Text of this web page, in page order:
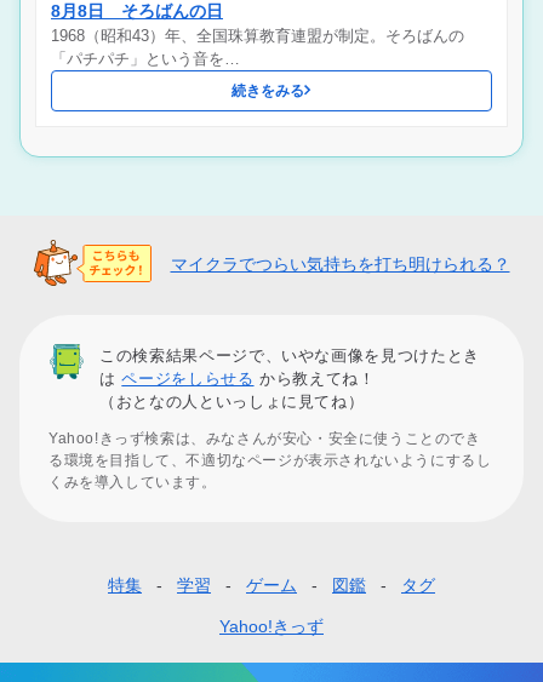
8月8日 そろばんの日
1968（昭和43）年、全国珠算教育連盟が制定。そろばんの
「パチパチ」という音を…
続きをみる
マイクラでつらい気持ちを打ち明けられる？
この検索結果ページで、いやな画像を見つけたとき
はページをしらせる から教えてね！
（おとなの人といっしょに見てね）
Yahoo!きっず検索は、みなさんが安心・安全に使うことのでき
る環境を目指して、不適切なページが表示されないようにするし
くみを導入しています。
タ
特集 学習 ゲーム 図鑑 タグ
Yahoo!きっず